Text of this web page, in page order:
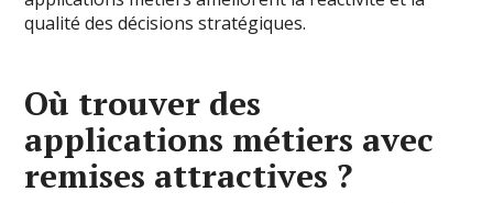
qualité des décisions stratégiques.
Où trouver des
applications métiers avec
remises attractives ?